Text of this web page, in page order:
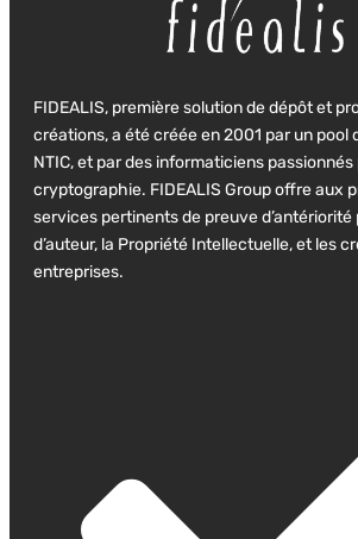
FIDEALIS, première solution de dépôt et
créations, a été créée en 2001 par un pool
NTIC, et par des informaticiens passionnés
cryptographie. FIDEALIS Group offre aux
services pertinents de preuve d’antériorité
d’auteur, la Propriété Intellectuelle, et les
entreprises.